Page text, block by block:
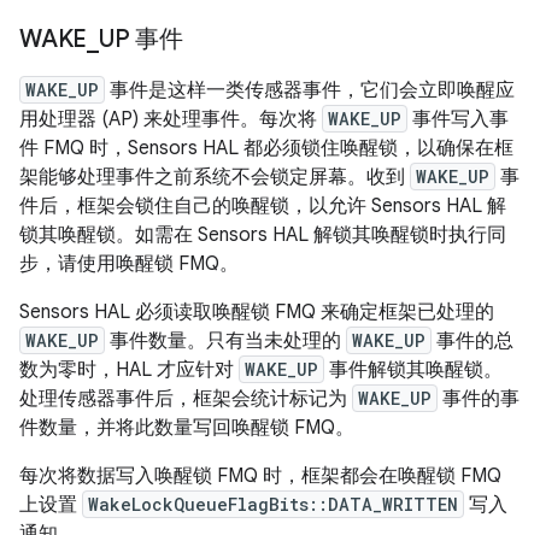
WAKE UP 事件
WAKE_UP 事件是这样一类传感器事件，它们会立即唤醒应
用处理器 (AP) 来处理事件。每次将 WAKE_UP 事件写入事
件 FMQ 时，Sensors HAL 都必须锁住唤醒锁，以确保在框
架能够处理事件之前系统不会锁定屏幕。收到 WAKE_UP 事
件后，框架会锁住自己的唤醒锁，以允许 Sensors HAL 解
锁其唤醒锁。如需在 Sensors HAL 解锁其唤醒锁时执行同
步，请使用唤醒锁 FMQ。
Sensors HAL 必须读取唤醒锁 FMQ 来确定框架已处理的
WAKE_UP 事件数量。只有当未处理的 WAKE_UP 事件的总
数为零时，HAL 才应针对 WAKE_UP 事件解锁其唤醒锁。
处理传感器事件后，框架会统计标记为 WAKE_UP 事件的事
件数量，并将此数量写回唤醒锁 FMQ。
每次将数据写入唤醒锁 FMQ 时，框架都会在唤醒锁 FMQ
上设置 WakeLockQueueFlagBits::DATA_WRITTEN 写入